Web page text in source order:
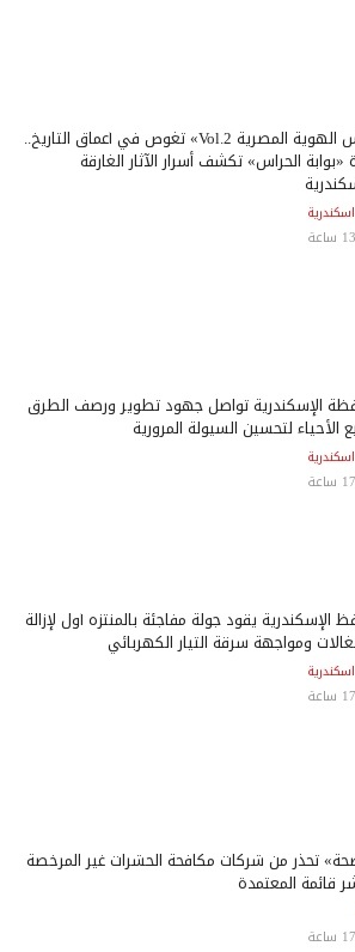
حراس الهوية المصرية Vol.2» تغوص في أعماق التاريخ..
«بوابة الحراس» تكشف أسرار الآثار الغارقة
اسكندرية
الإسكندرية تواصل جهود تطوير ورصف الطرق
الأحياء لتحسين السيولة المرورية
اسكندرية
الإسكندرية يقود جولة مفاجئة بالمنتزه أول لإزالة
ومواجهة سرقة التيار الكهربائي
اسكندرية
تحذر من شركات مكافحة الحشرات غير المرخصة
قائمة المعتمدة